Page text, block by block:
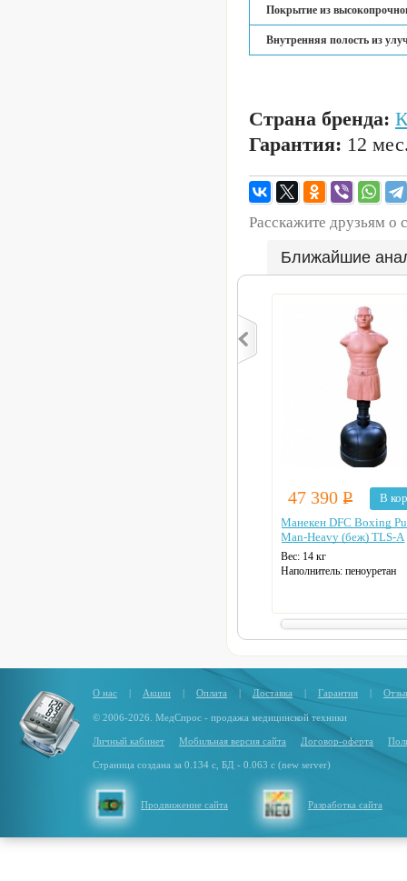
Покрытие из
Внутренняя полость из
Страна бренда:
Гарантия: 12
Расскажите друзьям о
Ближайшие
47 390Р
В
Манекен DFC Boxing
Man-Heavy (беж) TLS-A
Вес: 14 кг
Наполнитель: пеноуретан
О нас | Акции | Оплата | Доставка | Гарантия |
© 2006-2026. МедСпрос - продажа медицинской техники
Личный кабинет Мобильная версия сайта Договор-оферта
Страница создана за 0.134 с, БД - 0.063 с (new server)
Продвижение сайта Разработка сайта